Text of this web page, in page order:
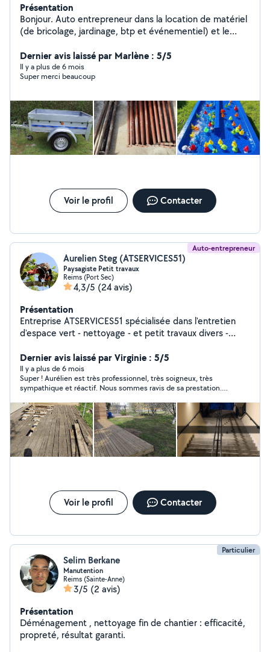
Présentation
Bonjour. Auto entrepreneur dans la location de matériel
(de bricolage, jardinage, btp et événementiel) et le
Dernier avis laissé par Marlène : 5/5
Il y a plus de 6 mois
Super merci beaucoup
Voir le profil Contacter
Auto-entrepreneur
Aurelien Steg (ATSERVICES51)
Paysagiste Petit travaux
Reims (Port Sec)
4,3/5 (24 avis)
Présentation
Entreprise ATSERVICES51 spécialisée dans l'entretien
d'espace vert - nettoyage - et petit travaux divers -
Dernier avis laissé par Virginie : 5/5
Il y a plus de 6 mois
Super ! Aurélien est très professionnel, très soigneux, très
sympathique et réactif. Nous sommes ravis de sa prestation.
Voir le profil Contacter
Particulier
Selim Berkane
Manutention
Reims (Sainte-Anne)
3/5 (2 avis)
Présentation
Déménagement , nettoyage fin de chantier : efficacité,
propreté, résultat garanti.